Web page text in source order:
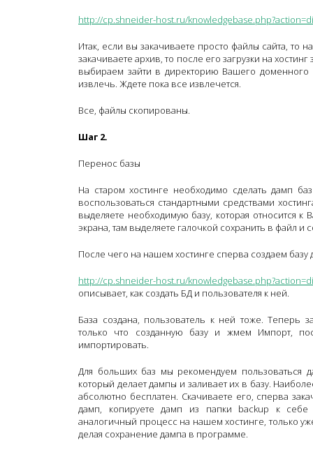
http://cp.shneider-host.ru/
Итак, если вы закачиваете просто файлы сайта, то
закачиваете архив, то после его загрузки на
выбираем зайти в директорию Вашего
извлечь. Ждете пока все извлечется.
Все, файлы скопированы.
Шаг 2.
Перенос базы
На старом хостинге необходимо сделать дамп
воспользоваться стандартными средствами
выделяете необходимую базу, которая относится
экрана, там выделяете галочкой сохранить в файл
После чего на нашем хостинге сперва создаем базу
http://cp.shneider-host.ru/
описывает, как создать БД и пользователя к ней.
База создана, пользователь к ней тоже. Теперь
только что созданную базу и жмем Импорт,
импортировать.
Для больших баз мы рекомендуем пользоваться
который делает дампы и заливает их в базу.
абсолютно бесплатен. Скачиваете его, сперва
дамп, копируете дамп из папки backup к
аналогичный процесс на нашем хостинге, только
делая сохранение дампа в программе.